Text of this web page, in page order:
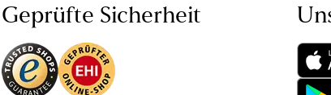
Geprüfte Sicherheit